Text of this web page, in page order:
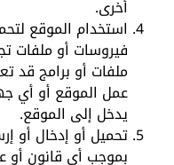
أخرى.
استخدام الموقع
فيروسات أو ملفات
ملفات أو برامج قد
عمل الموقع أو أي
يدخل إلى الموقع.
تحميل أو إدخال أو
بموجب أي قانون أو